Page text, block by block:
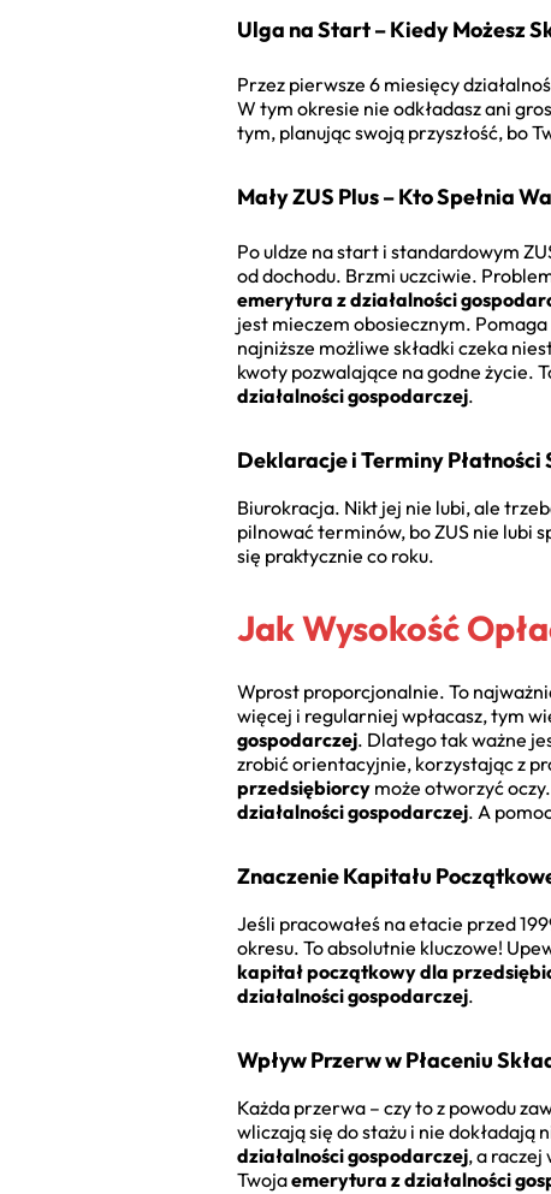
Ulga na Start – Kiedy Możesz
Przez pierwsze 6 miesięcy
W tym okresie nie odkładasz ani
tym, planując swoją przyszłość, bo
Mały ZUS Plus – Kto Spełnia
Po uldze na start i standardowym
od dochodu. Brzmi uczciwie.
emerytura z działalności
jest mieczem obosiecznym.
najniższe możliwe składki czeka
kwoty pozwalające na godne życie.
działalności gospodarczej.
Deklaracje i Terminy Płatności
Biurokracja. Nikt jej nie lubi, ale
pilnować terminów, bo ZUS nie lubi
się praktycznie co roku.
Jak Wysokość
Wprost proporcjonalnie. To
więcej i regularniej wpłacasz, tym
gospodarczej. Dlatego tak ważne
zrobić orientacyjnie, korzystając z
przedsiębiorcy może otworzyć
działalności gospodarczej. A
Znaczenie Kapitału
Jeśli pracowałeś na etacie przed
okresu. To absolutnie kluczowe!
kapitał początkowy dla
działalności gospodarczej.
Wpływ Przerw w Płaceniu
Każda przerwa – czy to z powodu
wliczają się do stażu i nie
działalności gospodarczej, a raczej
Twojaemerytura z działalności